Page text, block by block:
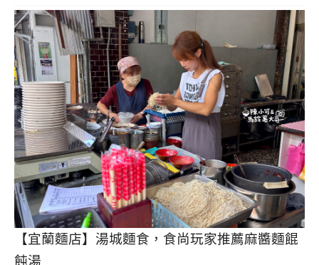
【宜蘭麵店】湯城麵食，食尚玩家推薦麻醬麵餛
飩湯